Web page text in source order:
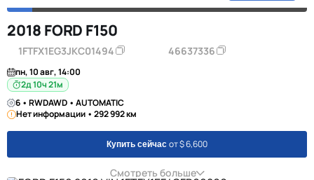
2018 FORD F150
1FTFX1EG3JKC01494 46637336
пн, 10 авг, 14:00
2д 10ч 21м
6 • RWDAWD • AUTOMATIC
Нет информации • 292 992 км
Купить сейчас от $ 6,600
Смотреть больше